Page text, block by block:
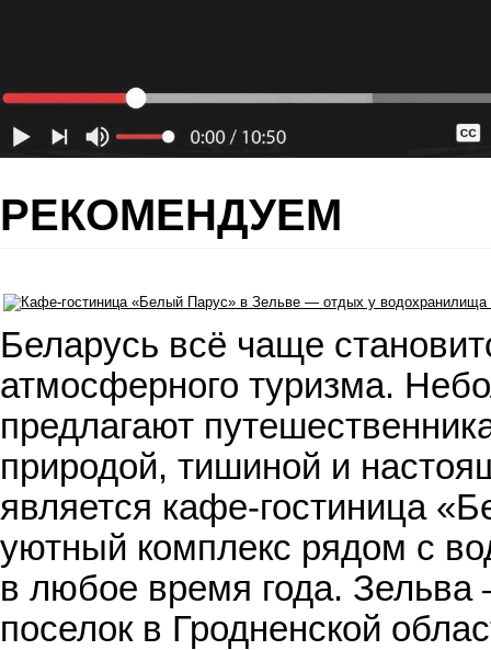
РЕКОМЕНДУЕМ
Беларусь всё чаще
атмосферного туризма.
предлагают
природой, тишиной и
является кафе-гостиница
уютный комплекс рядом с
в любое время года.
поселок в Гродненской